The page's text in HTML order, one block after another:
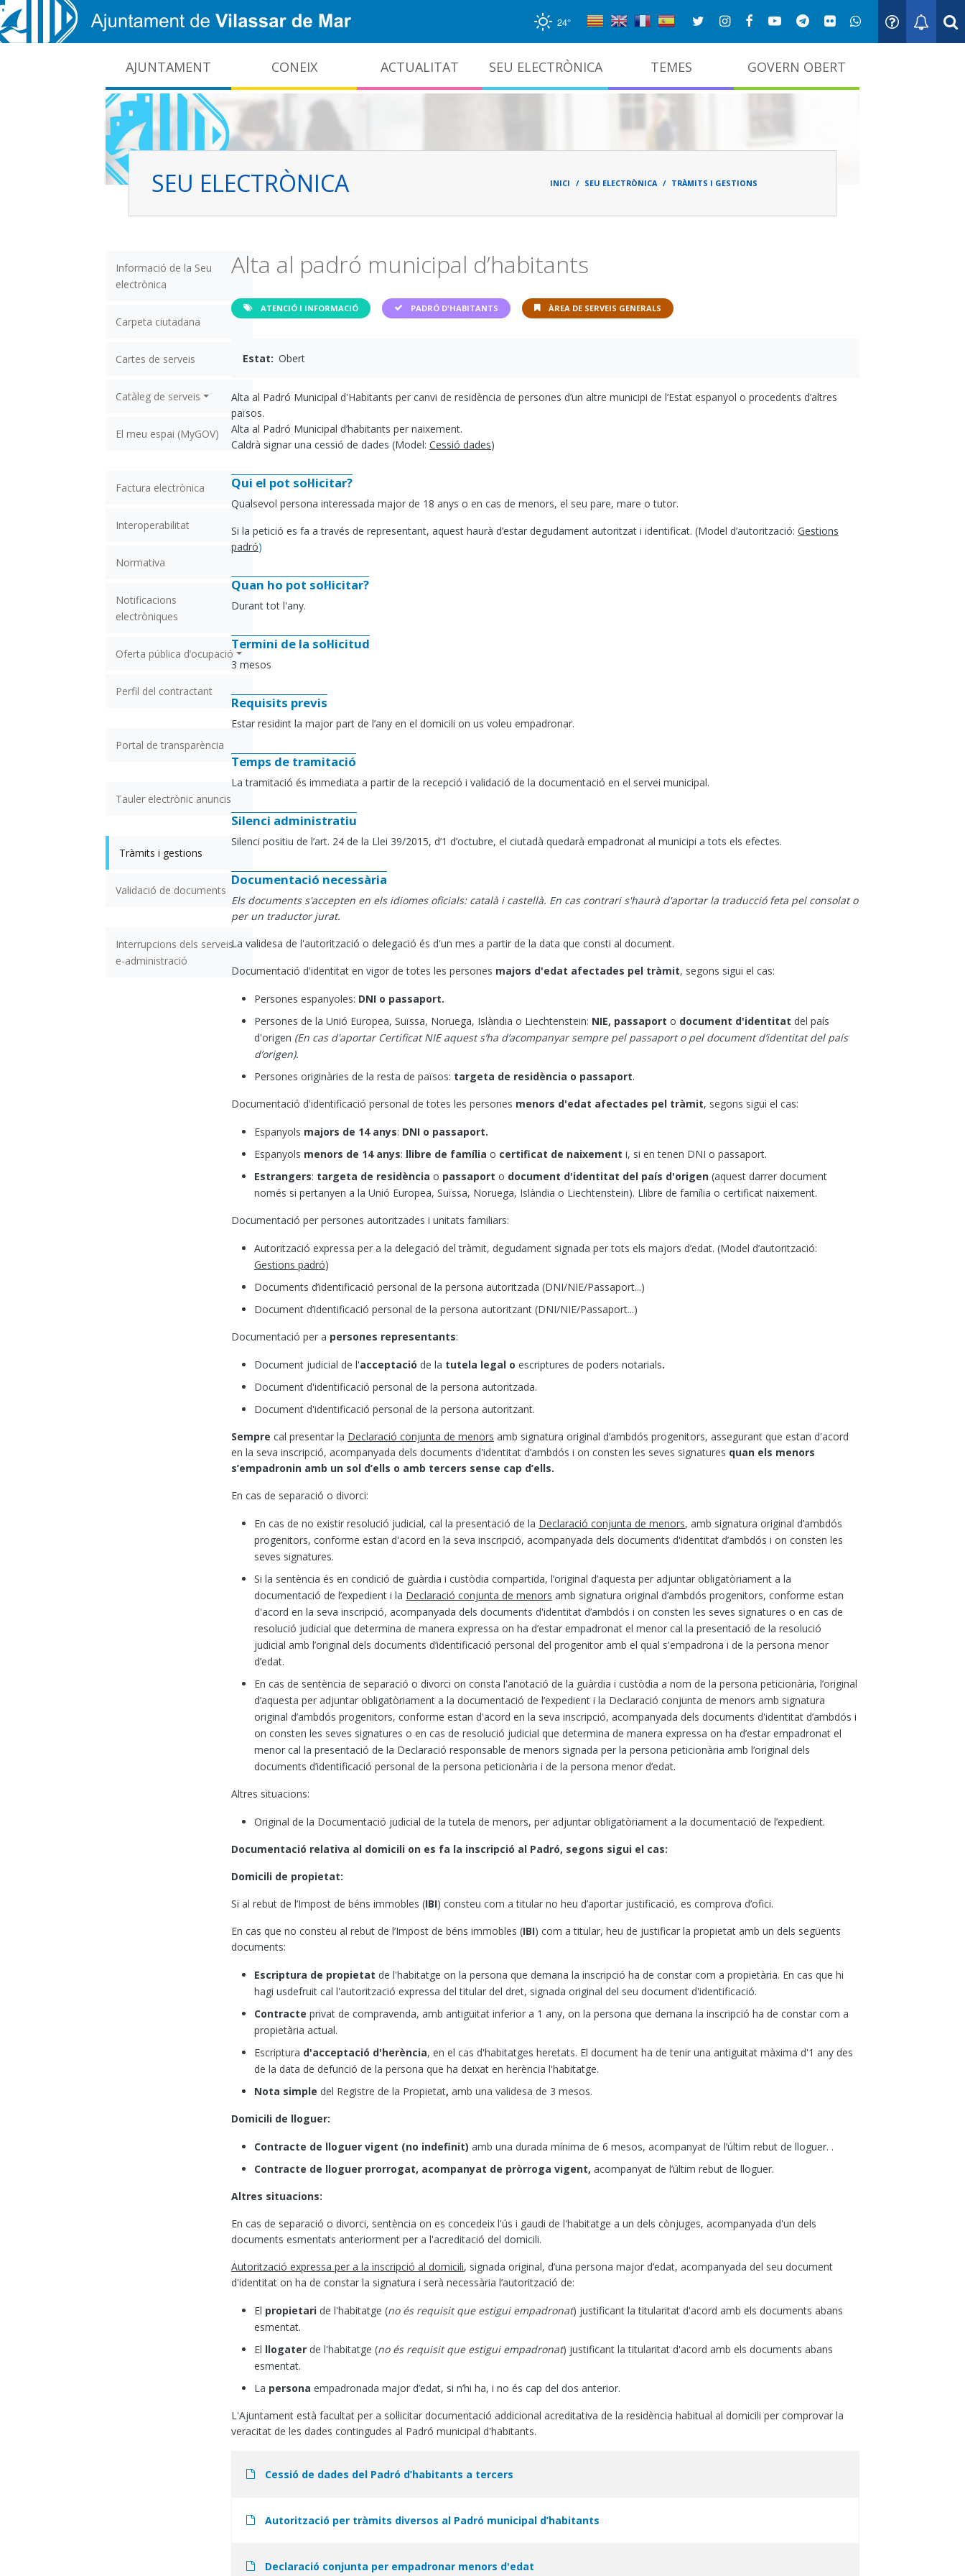
Vés al contingut
24°
AJUNTAMENT CONEIX ACTUALITAT SEU ELECTRÒNICA TEMES GOVERN OBERT
SEU ELECTRÒNICA Fild'ariadna
INICI SEU ELECTRÒNICA TRÀMITS I GESTIONS
Informació de la Seu
electrònica
Carpeta ciutadana
Cartes de serveis
Catàleg de serveis
El meu espai (MyGOV)
Factura electrònica
Interoperabilitat
Normativa
Notificacions
electròniques
Oferta pública d’ocupació
Perfil del contractant
Portal de transparència
Tauler electrònic anuncis
Tràmits i gestions
Validació de documents
Interrupcions dels serveis
e-administració
Alta al padró municipal d’habitants
ATENCIÓ I INFORMACIÓ PADRÓ D'HABITANTS ÀREA DE SERVEIS GENERALS
Estat Obert
Alta al Padró Municipal d'Habitants per canvi de residència de persones d’un altre municipi de l’Estat espanyol o procedents d’altres
països.
Alta al Padró Municipal d’habitants per naixement.
Caldrà signar una cessió de dades (Model: Cessió dades)
Qui el pot sol·licitar?
Qualsevol persona interessada major de 18 anys o en cas de menors, el seu pare, mare o tutor.
Si la petició es fa a través de representant, aquest haurà d’estar degudament autoritzat i identificat. (Model d’autorització: Gestions
padró)
Quan ho pot sol·licitar?
Durant tot l'any.
Termini de la sol·licitud
3 mesos
Requisits previs
Estar residint la major part de l’any en el domicili on us voleu empadronar.
Temps de tramitació
La tramitació és immediata a partir de la recepció i validació de la documentació en el servei municipal.
Silenci administratiu
Silenci positiu de l’art. 24 de la Llei 39/2015, d’1 d’octubre, el ciutadà quedarà empadronat al municipi a tots els efectes.
Documentació necessària
Els documents s'accepten en els idiomes oficials: català i castellà. En cas contrari s'haurà d'aportar la traducció feta pel consolat o
per un traductor jurat.
La validesa de l'autorització o delegació és d'un mes a partir de la data que consti al document.
Documentació d'identitat en vigor de totes les persones majors d'edat afectades pel tràmit, segons sigui el cas:
Persones espanyoles: DNI o passaport.
Persones de la Unió Europea, Suïssa, Noruega, Islàndia o Liechtenstein: NIE, passaport o document d'identitat del país
d'origen (En cas d'aportar Certificat NIE aquest s’ha d’acompanyar sempre pel passaport o pel document d’identitat del país
d’origen).
Persones originàries de la resta de països: targeta de residència o passaport.
Documentació d'identificació personal de totes les persones menors d'edat afectades pel tràmit, segons sigui el cas:
Espanyols majors de 14 anys: DNI o passaport.
Espanyols menors de 14 anys: llibre de família o certificat de naixement i, si en tenen DNI o passaport.
Estrangers: targeta de residència o passaport o document d'identitat del país d'origen (aquest darrer document
només si pertanyen a la Unió Europea, Suïssa, Noruega, Islàndia o Liechtenstein). Llibre de família o certificat naixement.
Documentació per persones autoritzades i unitats familiars:
Autorització expressa per a la delegació del tràmit, degudament signada per tots els majors d’edat. (Model d’autorització:
Gestions padró)
Documents d’identificació personal de la persona autoritzada (DNI/NIE/Passaport...)
Document d’identificació personal de la persona autoritzant (DNI/NIE/Passaport...)
Documentació per a persones representants:
Document judicial de l'acceptació de la tutela legal o escriptures de poders notarials.
Document d'identificació personal de la persona autoritzada.
Document d'identificació personal de la persona autoritzant.
Sempre cal presentar la Declaració conjunta de menors amb signatura original d’ambdós progenitors, assegurant que estan d'acord
en la seva inscripció, acompanyada dels documents d'identitat d’ambdós i on consten les seves signatures quan els menors
s’empadronin amb un sol d’ells o amb tercers sense cap d’ells.
En cas de separació o divorci:
En cas de no existir resolució judicial, cal la presentació de la Declaració conjunta de menors, amb signatura original d’ambdós
progenitors, conforme estan d'acord en la seva inscripció, acompanyada dels documents d'identitat d’ambdós i on consten les
seves signatures.
Si la sentència és en condició de guàrdia i custòdia compartida, l’original d’aquesta per adjuntar obligatòriament a la
documentació de l’expedient i la Declaració conjunta de menors amb signatura original d’ambdós progenitors, conforme estan
d'acord en la seva inscripció, acompanyada dels documents d'identitat d’ambdós i on consten les seves signatures o en cas de
resolució judicial que determina de manera expressa on ha d’estar empadronat el menor cal la presentació de la resolució
judicial amb l’original dels documents d’identificació personal del progenitor amb el qual s'empadrona i de la persona menor
d’edat.
En cas de sentència de separació o divorci on consta l'anotació de la guàrdia i custòdia a nom de la persona peticionària, l’original
d’aquesta per adjuntar obligatòriament a la documentació de l’expedient i la Declaració conjunta de menors amb signatura
original d’ambdós progenitors, conforme estan d'acord en la seva inscripció, acompanyada dels documents d'identitat d’ambdós i
on consten les seves signatures o en cas de resolució judicial que determina de manera expressa on ha d’estar empadronat el
menor cal la presentació de la Declaració responsable de menors signada per la persona peticionària amb l’original dels
documents d’identificació personal de la persona peticionària i de la persona menor d’edat.
Altres situacions:
Original de la Documentació judicial de la tutela de menors, per adjuntar obligatòriament a la documentació de l’expedient.
Documentació relativa al domicili on es fa la inscripció al Padró, segons sigui el cas:
Domicili de propietat:
Si al rebut de l’Impost de béns immobles (IBI) consteu com a titular no heu d’aportar justificació, es comprova d’ofici.
En cas que no consteu al rebut de l’Impost de béns immobles (IBI) com a titular, heu de justificar la propietat amb un dels següents
documents:
Escriptura de propietat de l'habitatge on la persona que demana la inscripció ha de constar com a propietària. En cas que hi
hagi usdefruit cal l'autorització expressa del titular del dret, signada original del seu document d'identificació.
Contracte privat de compravenda, amb antiguitat inferior a 1 any, on la persona que demana la inscripció ha de constar com a
propietària actual.
Escriptura d'acceptació d'herència, en el cas d'habitatges heretats. El document ha de tenir una antiguitat màxima d'1 any des
de la data de defunció de la persona que ha deixat en herència l'habitatge.
Nota simple del Registre de la Propietat, amb una validesa de 3 mesos.
Domicili de lloguer:
Contracte de lloguer vigent (no indefinit) amb una durada mínima de 6 mesos, acompanyat de l’últim rebut de lloguer. .
Contracte de lloguer prorrogat, acompanyat de pròrroga vigent, acompanyat de l’últim rebut de lloguer.
Altres situacions:
En cas de separació o divorci, sentència on es concedeix l'ús i gaudi de l'habitatge a un dels cònjuges, acompanyada d'un dels
documents esmentats anteriorment per a l'acreditació del domicili.
Autorització expressa per a la inscripció al domicili, signada original, d’una persona major d’edat, acompanyada del seu document
d'identitat on ha de constar la signatura i serà necessària l’autorització de:
El propietari de l'habitatge (no és requisit que estigui empadronat) justificant la titularitat d'acord amb els documents abans
esmentat.
El llogater de l'habitatge (no és requisit que estigui empadronat) justificant la titularitat d'acord amb els documents abans
esmentat.
La persona empadronada major d’edat, si n’hi ha, i no és cap del dos anterior.
L'Ajuntament està facultat per a sol·licitar documentació addicional acreditativa de la residència habitual al domicili per comprovar la
veracitat de les dades contingudes al Padró municipal d'habitants.
Document
Cessió de dades del Padró d’habitants a tercers
Document
Autorització per tràmits diversos al Padró municipal d’habitants
Document
Declaració conjunta per empadronar menors d'edat